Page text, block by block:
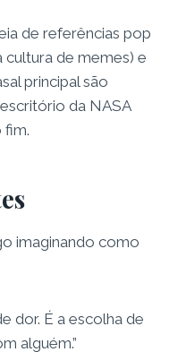
de referências pop
cultura de memes) e
principal são
da NASA
fim.
imaginando como
dor. É a escolha de
alguém.”